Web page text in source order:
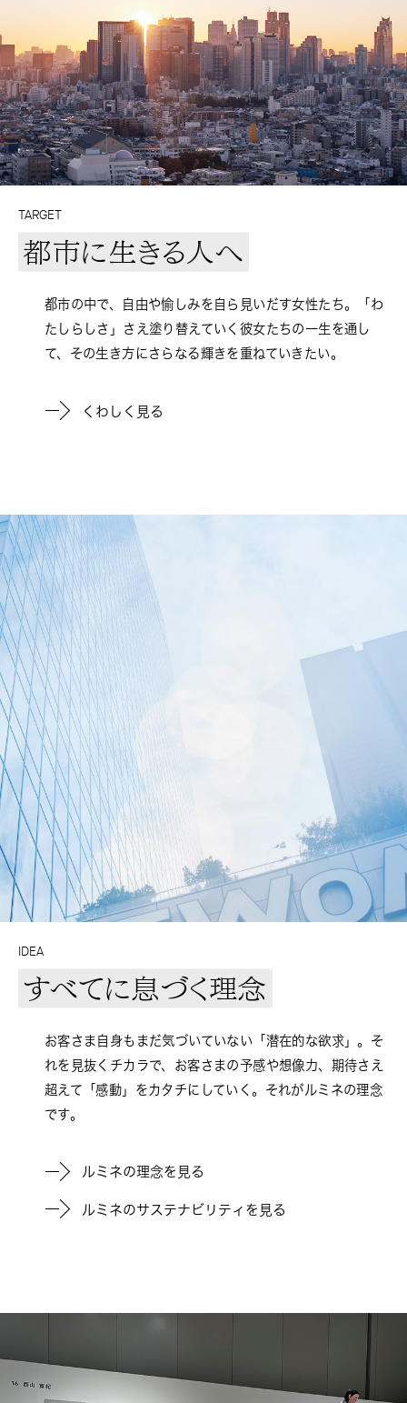
TARGET
都市に生きる人へ
都市の中で、自由や愉しみを自ら見いだす女性たち。「わ
たしらしさ」さえ塗り替えていく彼女たちの一生を通し
て、その生き方にさらなる輝きを重ねていきたい。
くわしく見る
IDEA
すべてに息づく理念
お客さま自身もまだ気づいていない「潜在的な欲求」。そ
れを見抜くチカラで、お客さまの予感や想像力、期待さえ
超えて「感動」をカタチにしていく。それがルミネの理念
です。
ルミネの理念を見る
ルミネのサステナビリティを見る